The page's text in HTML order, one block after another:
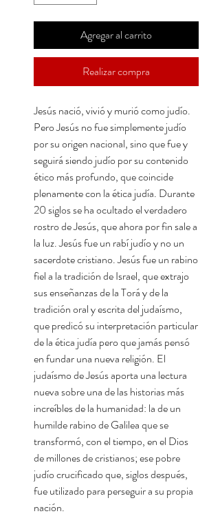
Agregar al carrito
Realizar compra
Jesús nació, vivió y murió como judío.
Pero Jesús no fue simplemente judío
por su origen nacional, sino que fue y
seguirá siendo judío por su contenido
ético más profundo, que coincide
plenamente con la ética judía. Durante
20 siglos se ha ocultado el verdadero
rostro de Jesús, que ahora por fin sale a
la luz. Jesús fue un rabí judío y no un
sacerdote cristiano. Jesús fue un rabino
fiel a la tradición de Israel, que extrajo
sus enseñanzas de la Torá y de la
tradición oral y escrita del judaísmo,
que predicó su interpretación particular
de la ética judía pero que jamás pensó
en fundar una nueva religión. El
judaísmo de Jesús aporta una lectura
nueva sobre una de las historias más
increíbles de la humanidad: la de un
humilde rabino de Galilea que se
transformó, con el tiempo, en el Dios
de millones de cristianos; ese pobre
judío crucificado que, siglos después,
fue utilizado para perseguir a su propia
nación.